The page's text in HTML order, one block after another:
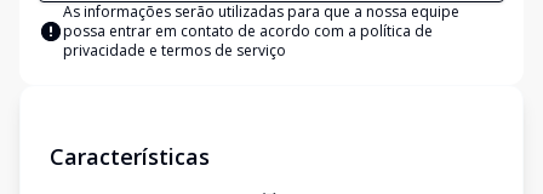
As informações serão utilizadas para que a nossa equipe
possa entrar em contato de acordo com a política de
privacidade e termos de serviço
Características